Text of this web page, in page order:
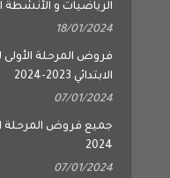
الرياضيات و الأنشطة
18/01/2024
فروض المرحلة
الابتدائي 2023-2024
07/01/2024
2024
07/01/2024